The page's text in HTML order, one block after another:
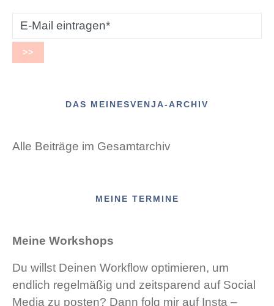
DAS MEINESVENJA-ARCHIV
Alle Beiträge im Gesamtarchiv
MEINE TERMINE
Meine Workshops
Du willst Deinen Workflow optimieren, um
endlich regelmäßig und zeitsparend auf Social
Media zu posten? Dann folg mir auf Insta –